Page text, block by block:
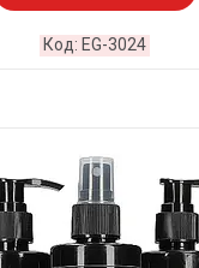
EG-3024